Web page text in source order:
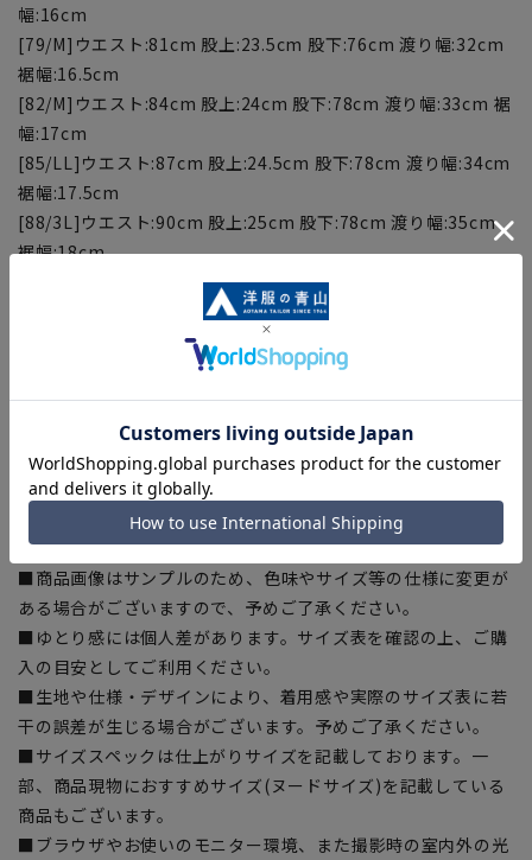
幅:16cm
[79/M]ウエスト:81cm 股上:23.5cm 股下:76cm 渡り幅:32cm
裾幅:16.5cm
[82/M]ウエスト:84cm 股上:24cm 股下:78cm 渡り幅:33cm 裾
幅:17cm
[85/LL]ウエスト:87cm 股上:24.5cm 股下:78cm 渡り幅:34cm
裾幅:17.5cm
[88/3L]ウエスト:90cm 股上:25cm 股下:78cm 渡り幅:35cm
裾幅:18cm
[91/4L]ウエスト:93cm 股上:25.5cm 股下:78cm 渡り幅:36cm
【アイロンがけについて】
アイロン温度は110℃を上限として、必ず当て布をご使用くだ
さい。（品質証紙に記載しています）アイロン温度を間違える
と生地の風合いが固くなります。
【商品に関するご注意】
■商品画像はサンプルのため、色味やサイズ等の仕様に変更が
ある場合がございますので、予めご了承ください。
■ゆとり感には個人差があります。サイズ表を確認の上、ご購
入の目安としてご利用ください。
■生地や仕様・デザインにより、着用感や実際のサイズ表に若
干の誤差が生じる場合がございます。予めご了承ください。
■サイズスペックは仕上がりサイズを記載しております。一
部、商品現物におすすめサイズ(ヌードサイズ)を記載している
商品もございます。
■ブラウザやお使いのモニター環境、また撮影時の室内外の光